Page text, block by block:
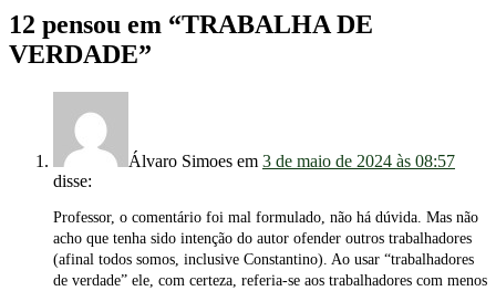
12 pensou em “TRABALHA DE
VERDADE”
Álvaro Simoes em 3 de maio de 2024 às 08:57
disse:
Professor, o comentário foi mal formulado, não há dúvida. Mas não
acho que tenha sido intenção do autor ofender outros trabalhadores
(afinal todos somos, inclusive Constantino). Ao usar “trabalhadores
de verdade” ele, com certeza, referia-se aos trabalhadores com menos